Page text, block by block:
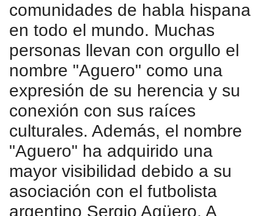
comunidades de habla hispana
en todo el mundo. Muchas
personas llevan con orgullo el
nombre "Aguero" como una
expresión de su herencia y su
conexión con sus raíces
culturales. Además, el nombre
"Aguero" ha adquirido una
mayor visibilidad debido a su
asociación con el futbolista
argentino Sergio Agüero. A